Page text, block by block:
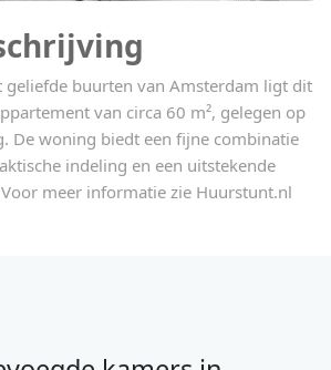
geliefde buurten van Amsterdam ligt dit
van circa 60 m², gelegen op
De woning biedt een fijne combinatie
indeling en een uitstekende
meer informatie zie Huurstunt.nl